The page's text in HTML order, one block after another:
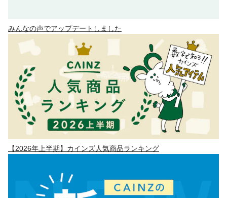
みんなの声でアップデートしました
【2026年上半期】カインズ人気商品ランキング